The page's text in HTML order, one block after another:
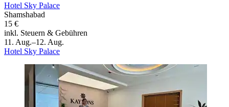
Hotel Sky Palace
Shamshabad
15 €
inkl. Steuern & Gebühren
11. Aug.–12. Aug.
Hotel Sky Palace